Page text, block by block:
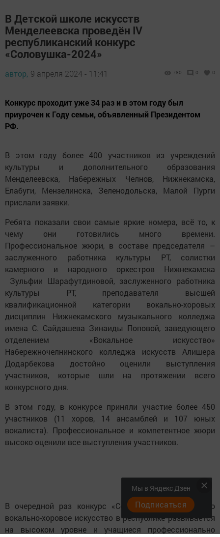
В Детской школе искусств
Менделеевска проведён IV
республиканский конкурс
«Соловушка-2024»
автор, 9 апреля 2024 - 11:41 780 0 0
Конкурс проходит уже 34 раз и в этом году был
приурочен к Году семьи, объявленный Президентом
РФ.
В этом году более 400 участников из учреждений
культуры и дополнительного образования
Менделеевска, Набережных Челнов, Нижнекамска,
Елабуги, Мензелинска, Зеленодольска, Малой Пурги
прислали заявки.
Ребята показали свои самые яркие номера, всё то, к
чему они готовились много времени.
Профессиональное жюри, в составе председателя –
заслуженного работника культуры РТ, солистки
камерного и народного оркестров Нижнекамска
Зульфии Шарафутдиновой, заслуженного работника
культуры РТ, преподавателя высшей
квалификационной категории вокально-хоровых
дисциплин Нижнекамского музыкального колледжа
имена С. Сайдашева Зинаиды Поповой, заведующего
отделением «Вокальное искусство»
Набережночелнинского колледжа искусств Алишера
Додарбекова достойно оценили выступления
участников, которые шли на протяжении всего
конкурсного дня.
В этом году, в конкурсе приняли участие более 450
участников (11 хоров, 14 ансамблей и 107 юных
вокалиста). Профессиональное и компетентное жюри
высоко оценили все выступления участников.
В очередной раз конкурс «Соловушка» доказал, что
вокально-хоровое искусство в республике развивается
на высоком уровне и учащиеся профессионально
Мы в Яндекс Дзен
Подписаться